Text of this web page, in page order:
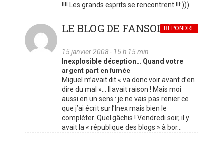
!!!! Les grands esprits se rencontrent !!!:)))
LE BLOG DE FANSOLO
15 janvier 2008 - 15 h 15 min
RÉPONDRE
Inexplosible déception… Quand votre
argent part en fumée
Miguel m’avait dit « va donc voir avant d’en
dire du mal »… Il avait raison ! Mais moi
aussi en un sens : je ne vais pas renier ce
que j’ai écrit sur l’Inex mais bien le
compléter. Quel gâchis ! Vendredi soir, il y
avait la « république des blogs » à bor…